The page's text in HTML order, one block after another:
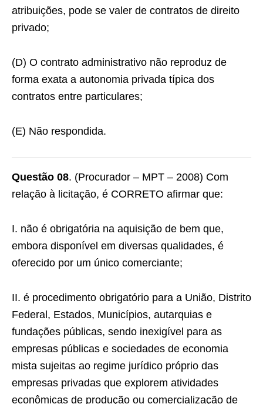
atribuições, pode se valer de contratos de direito
privado;
(D) O contrato administrativo não reproduz de
forma exata a autonomia privada típica dos
contratos entre particulares;
(E) Não respondida.
Questão 08. (Procurador – MPT – 2008) Com
relação à licitação, é CORRETO afirmar que:
I. não é obrigatória na aquisição de bem que,
embora disponível em diversas qualidades, é
oferecido por um único comerciante;
II. é procedimento obrigatório para a União, Distrito
Federal, Estados, Municípios, autarquias e
fundações públicas, sendo inexigível para as
empresas públicas e sociedades de economia
mista sujeitas ao regime jurídico próprio das
empresas privadas que explorem atividades
econômicas de produção ou comercialização de